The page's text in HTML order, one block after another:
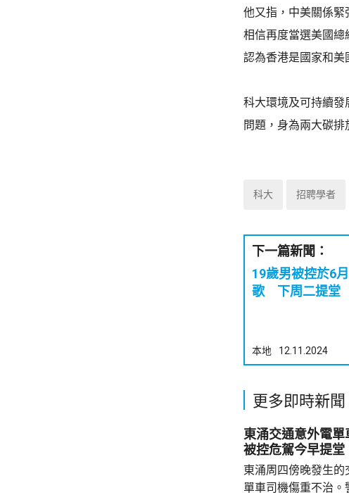
他又指，中美關係緊
相信再度當選美國
認為香港是國家和美
科大環境及可持續
問題，身為兩大碳
科大 招聘學者
下一篇新聞：
19歲男被控於6
歌 下周二提堂
本地 12.11.2024
更多即時新聞
東涌交通意外電
被控危駕今早提堂
東涌周四傍晚發生
單車司機傷重不治。